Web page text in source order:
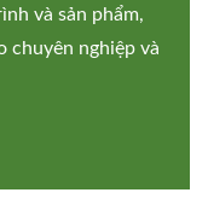
và sản phẩm,
chuyên nghiệp và